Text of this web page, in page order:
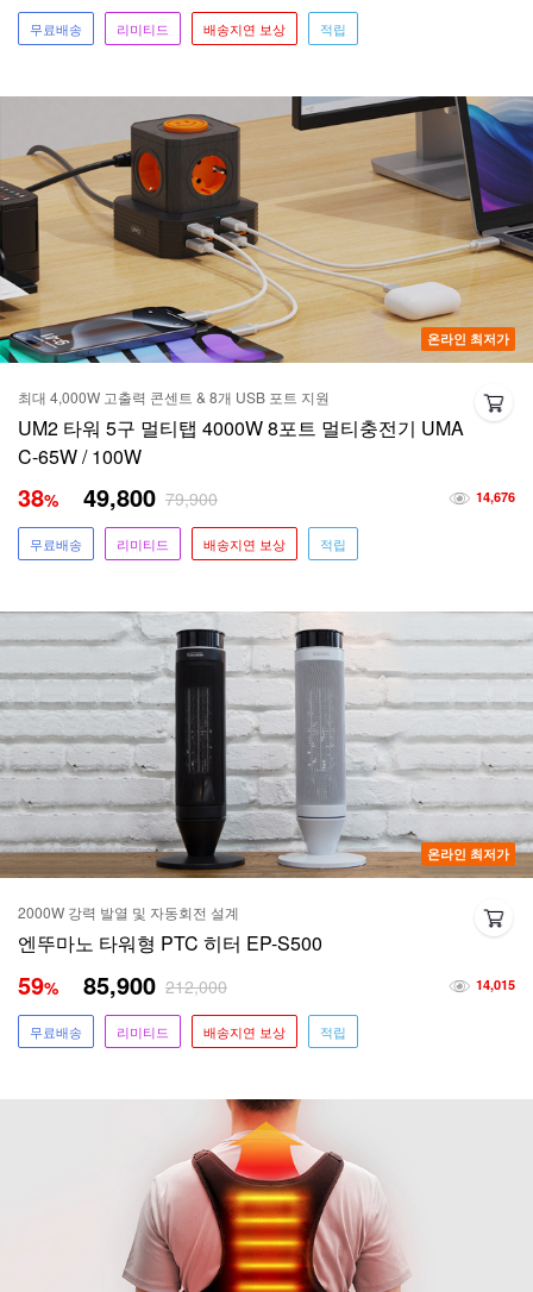
무료배송 리미티드 배송지연 보상 적립
온라인 최저가
최대 4,000W 고출력 콘센트 & 8개 USB 포트 지원
UM2 타워 5구 멀티탭 4000W 8포트 멀티충전기 UMA
C-65W / 100W
14,676
38% 49,800 79,900
무료배송 리미티드 배송지연 보상 적립
온라인 최저가
2000W 강력 발열 및 자동회전 설계
엔뚜마노 타워형 PTC 히터 EP-S500
14,015
59% 85,900 212,000
무료배송 리미티드 배송지연 보상 적립